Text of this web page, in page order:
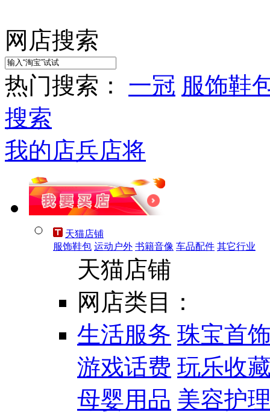
网店搜索
热门搜索： 一冠 服饰鞋
搜索
我的店兵店将
天猫店铺
服饰鞋包 运动户外 书籍音像 车品配件 其它行业
天猫店铺
网店类目：
生活服务 珠宝首
游戏话费 玩乐收
母婴用品 美容护